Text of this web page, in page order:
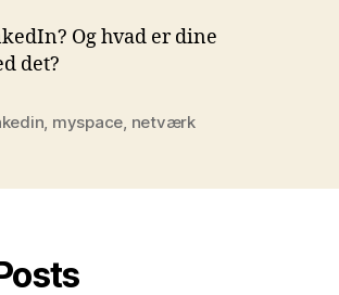
Og hvad er dine
det?
myspace netværk